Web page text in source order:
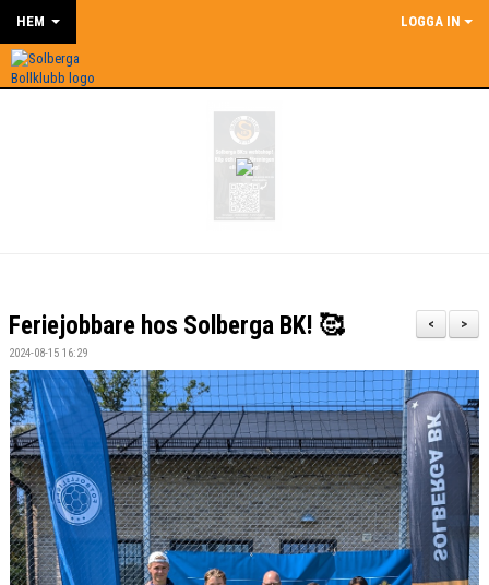
HEM LOGGA IN
>
<
Feriejobbare hos Solberga BK! 🥰
2024-08-15 16:29